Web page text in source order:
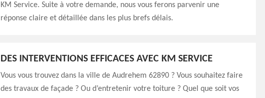
KM Service. Suite à votre demande, nous vous ferons parvenir une
réponse claire et détaillée dans les plus brefs délais.
DES INTERVENTIONS EFFICACES AVEC KM SERVICE
Vous vous trouvez dans la ville de Audrehem 62890 ? Vous souhaitez faire
des travaux de façade ? Ou d’entretenir votre toiture ? Quel que soit vos